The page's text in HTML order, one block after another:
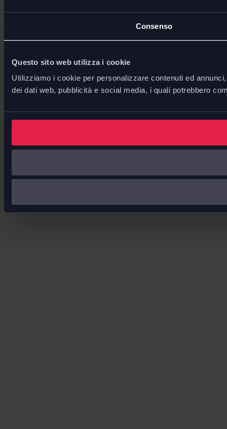
Consenso
Questo sito web utilizza i cookie
Utilizziamo i cookie per personalizzare contenuti ed
dei dati web, pubblicità e social media, i quali potrebbero